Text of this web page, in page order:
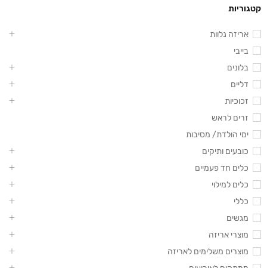
קטגוריות
אריזה נלוות
בייבי
בלונים
דליים
זכוכיות
זרים לראש
ימי הולדת/ מסיבות
כובעים ותיקים
כלים חד פעמיים
כלים למילוי
כללי
מגשים
מוצרי אריזה
מוצרים משלימים לאריזה